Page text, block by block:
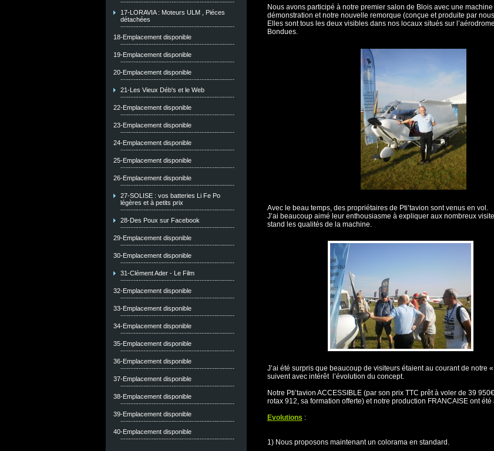
17-LORAVIA : Moteurs ULM , Piéces
détachées
18-Emplacement disponible
19-Emplacement disponible
20-Emplacement disponible
21-Les Vieux Déb's et le Web
22-Emplacement disponible
23-Emplacement disponible
24-Emplacement disponible
25-Emplacement disponible
26-Emplacement disponible
27-SOLISE : vos batteries Li Fe Po
légères et à petits prix
28-Des Poux sur Facebook
29-Emplacement disponible
30-Emplacement disponible
31-Clément Ader - Le Film
32-Emplacement disponible
33-Emplacement disponible
34-Emplacement disponible
35-Emplacement disponible
36-Emplacement disponible
37-Emplacement disponible
38-Emplacement disponible
39-Emplacement disponible
40-Emplacement disponible
Nous avons participé à notre premier salon de Blois avec une machine
démonstration et notre nouvelle remorque (conçue et produite par
Elles sont tous les deux visibles dans nos locaux situés sur
Bondues.
Avec le beau temps, des propriétaires de Pti’tavion sont venus en vol.
J’ai beaucoup aimé leur enthousiasme à expliquer aux nombreux
stand les qualités de la machine.
J’ai été surpris que beaucoup de visiteurs étaient au courant de notre
suivent avec intérêt l’évolution du concept.
Notre Pti’tavion ACCESSIBLE (par son prix TTC prêt à voler de 39
rotax 912, sa formation offerte) et notre production FRANCAISE ont
Evolutions :
1) Nous proposons maintenant un colorama en standard.